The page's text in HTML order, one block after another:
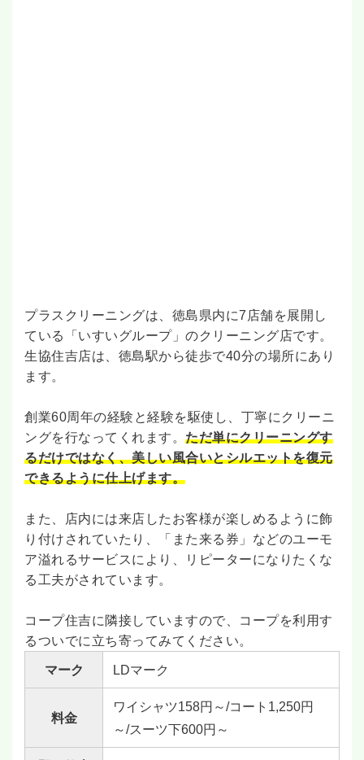
プラスクリーニングは、徳島県内に7店舗を展開し
ている「いすいグループ」のクリーニング店です。
生協住吉店は、徳島駅から徒歩で40分の場所にあり
ます。
創業60周年の経験と経験を駆使し、丁寧にクリーニ
ングを行なってくれます。 ただ単にクリーニングす
るだけではなく、美しい風合いとシルエットを復元
できるように仕上げます。
また、店内には来店したお客様が楽しめるように飾
り付けされていたり、「また来る券」などのユーモ
ア溢れるサービスにより、リピーターになりたくな
る工夫がされています。
コープ住吉に隣接していますので、コープを利用す
るついでに立ち寄ってみてください。
マーク LDマーク
料金
ワイシャツ158円～/コート1,250円
～/スーツ下600円～